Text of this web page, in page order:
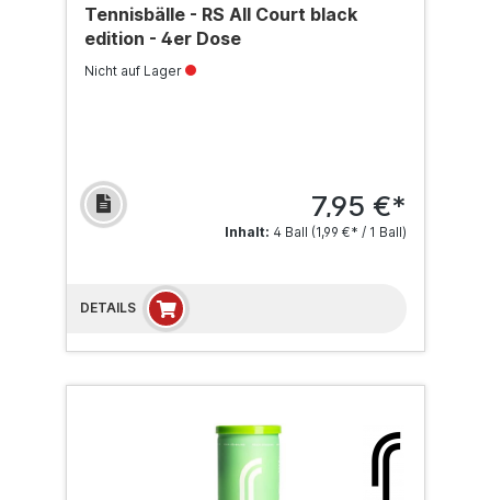
Tennisbälle - RS All Court black
edition - 4er Dose
Nicht auf Lager
7,95 €*
Inhalt: 4 Ball (1,99 €* / 1 Ball)
DETAILS